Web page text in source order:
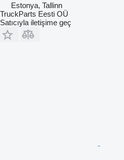
Estonya, Tallinn
TruckParts Eesti OÜ
Satıcıyla iletişime geç